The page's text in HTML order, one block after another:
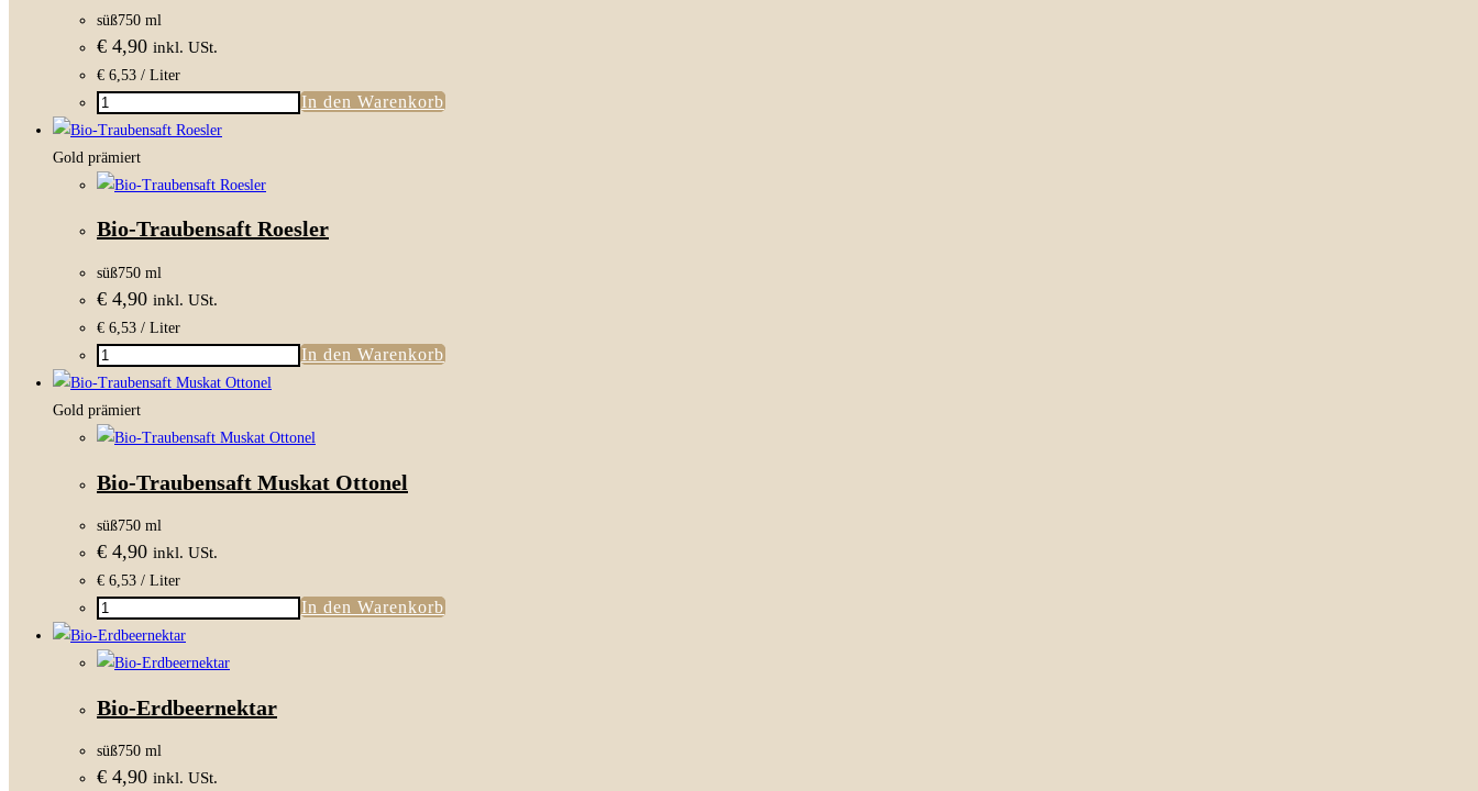
süß750 ml
€ 4,90 inkl. USt.
€ 6,53 / Liter
Bio-
Traubensaft
Rosé
Menge
In den Warenkorb
Gold prämiert
Bio-Traubensaft Roesler
süß750 ml
€ 4,90 inkl. USt.
€ 6,53 / Liter
Bio-
Traubensaft
Roesler
Menge
In den Warenkorb
Gold prämiert
Bio-Traubensaft Muskat Ottonel
süß750 ml
€ 4,90 inkl. USt.
€ 6,53 / Liter
Bio-
Traubensaft
Muskat
Menge
In den Warenkorb
Bio-Erdbeernektar
süß750 ml
€ 4,90 inkl. USt.